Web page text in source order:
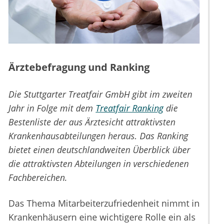
Ärztebefragung und Ranking
Die Stuttgarter Treatfair GmbH gibt im zweiten
Jahr in Folge mit dem Treatfair Rankingdie
Bestenliste der aus Ärztesicht attraktivsten
Krankenhausabteilungen heraus. Das Ranking
bietet einen deutschlandweiten Überblick über
die attraktivsten Abteilungen in verschiedenen
Fachbereichen.
Das Thema Mitarbeiterzufriedenheit nimmt in
Krankenhäusern eine wichtigere Rolle ein als